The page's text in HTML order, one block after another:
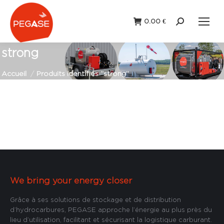
0.00 €
Recherche
strong
Vous êtes ici :
Accueil Produits identifiés “strong”
We bring your energy closer
Grâce à ses solutions de stockage et de distribution
d’hydrocarbures, PEGASE approche l’énergie au plus près du
lieu d’utilisation, facilitant et sécurisant la logistique carburant.